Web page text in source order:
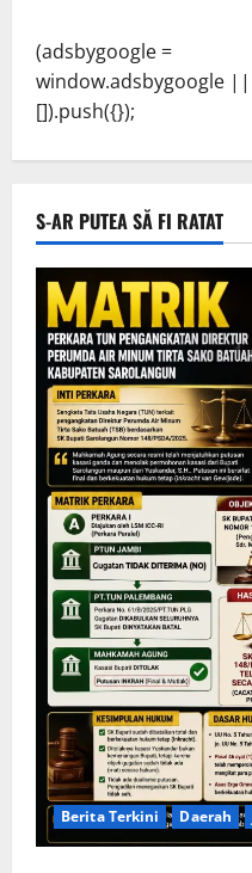
(adsbygoogle =
window.adsbygoogle ||
[]).push({});
S-AR PUTEA SĂ FI RATAT
Berita Terkini Daerah